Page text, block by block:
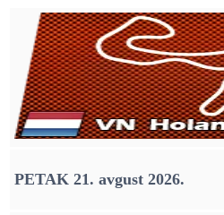
PETAK 21. avgust 2026.